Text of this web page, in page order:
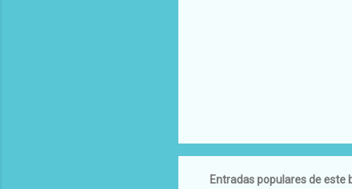
Entradas populares de este